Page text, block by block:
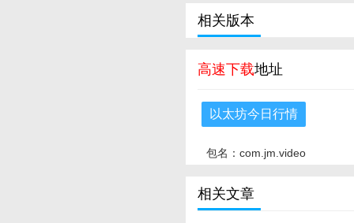
相关版本
高速下载地址
以太坊今日行情
包名：com.jm.video
相关文章